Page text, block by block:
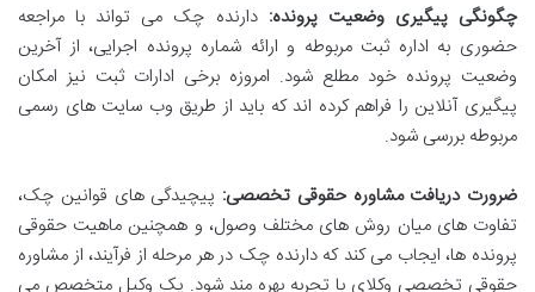
چگونگی پیگیری وضعیت پرونده: دارنده چک می تواند با مراجعه
حضوری به اداره ثبت مربوطه و ارائه شماره پرونده اجرایی، از آخرین
وضعیت پرونده خود مطلع شود. امروزه برخی ادارات ثبت نیز امکان
پیگیری آنلاین را فراهم کرده اند که باید از طریق وب سایت های رسمی
مربوطه بررسی شود.
ضرورت دریافت مشاوره حقوقی تخصصی: پیچیدگی های قوانین چک،
تفاوت های میان روش های مختلف وصول، و همچنین ماهیت حقوقی
پرونده ها، ایجاب می کند که دارنده چک در هر مرحله از فرآیند، از مشاوره
حقوقی تخصصی وکلای با تجربه بهره مند شود. یک وکیل متخصص می